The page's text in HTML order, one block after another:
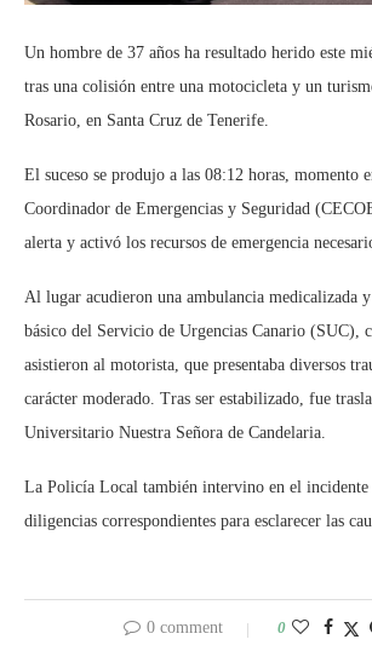
Un hombre de 37 años ha resultado herido este
tras una colisión entre una motocicleta y un
Rosario, en Santa Cruz de Tenerife.
El suceso se produjo a las 08:12 horas, momento
Coordinador de Emergencias y Seguridad
alerta y activó los recursos de emergencia
Al lugar acudieron una ambulancia medicalizada
básico del Servicio de Urgencias Canario (SUC),
asistieron al motorista, que presentaba diversos
carácter moderado. Tras ser estabilizado, fue
Universitario Nuestra Señora de Candelaria.
La Policía Local también intervino en el incidente
diligencias correspondientes para esclarecer las
0 comment 0